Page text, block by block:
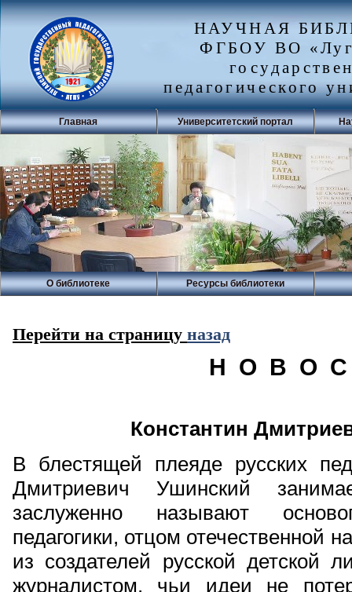
НАУЧНАЯ
ФГБОУ ВО
педагогического
Главная Университетский портал
О библиотеке Ресурсы библиотеки
Перейти на страницу назад
Н О В О
Константин
В блестящей плеяде русских
Дмитриевич Ушинский
заслуженно называют
педагогики, отцом отечественной
из создателей русской детской
журналистом, чьи идеи не